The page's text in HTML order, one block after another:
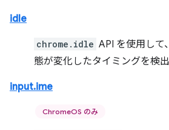
idle
chrome.idle API を使用して
態が変化したタイミングを検出
input.ime
ChromeOS のみ